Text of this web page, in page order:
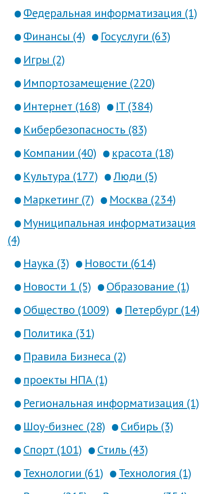
Федеральная информатизация (1)
Финансы (4)
Госуслуги (63)
Игры (2)
Импортозамещение (220)
Интернет (168)
IT (384)
Кибербезопасность (83)
Компании (40)
красота (18)
Культура (177)
Люди (5)
Маркетинг (7)
Москва (234)
Муниципальная информатизация
(4)
Наука (3)
Новости (614)
Новости 1 (5)
Образование (1)
Общество (1009)
Петербург (14)
Политика (31)
Правила Бизнеса (2)
проекты НПА (1)
Региональная информатизация (1)
Шоу-бизнес (28)
Сибирь (3)
Спорт (101)
Стиль (43)
Технологии (61)
Технология (1)